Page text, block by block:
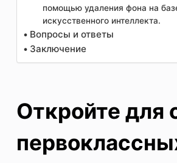
помощью удаления фона на
искусственного интеллекта.
Вопросы и ответы
Заключение
Откройте для